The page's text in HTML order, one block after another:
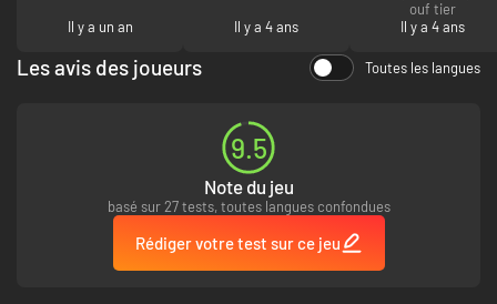
Êtes-vous seul ? – Des mystères en prime ! Enquêtez sur la planète pour
les découvrir. Vous saurez que vous êtes sur la bonne voie lorsque que
vous aurez trouvé le trou de balle en chou fleur.
Il y a un an Il y a 4 ans
ouf tier
Il y a 4 ans
Les avis des joueurs Toutes les langues
9.5
Note du jeu
basé sur 27 tests, toutes langues confondues
Rédiger votre test sur ce jeu